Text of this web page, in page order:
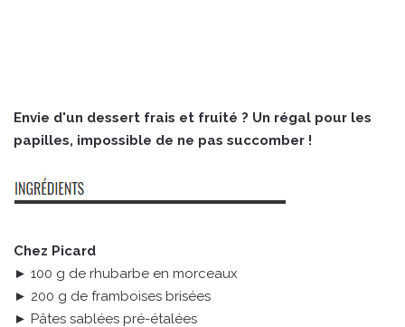
Envie d'un dessert frais et fruité ? Un régal pour les
papilles, impossible de ne pas succomber !
Chez Picard
► 100 g de rhubarbe en morceaux
► 200 g de framboises brisées
► Pâtes sablées pré-étalées